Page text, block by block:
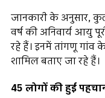
जानकारी के अनुसार,
वर्ष की अनिवार्य आयु
रहे हैं। इनमें तांगणू
शामिल बताए जा रहे हैं।
45 लोगों की हुई